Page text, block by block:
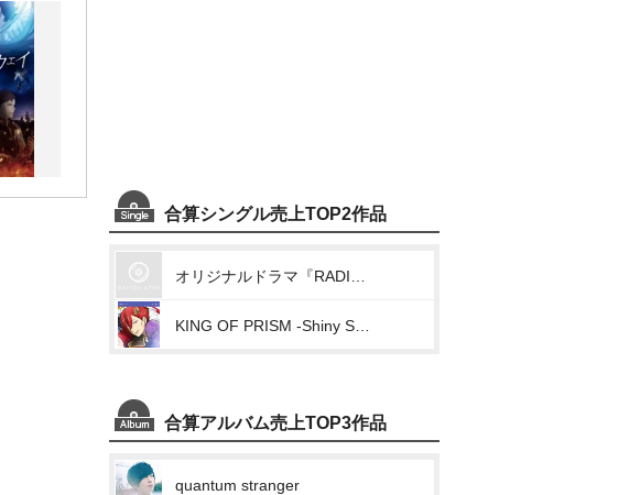
合算シングル売上TOP2作品
合算アルバム売上TOP3作品
quantum stranger